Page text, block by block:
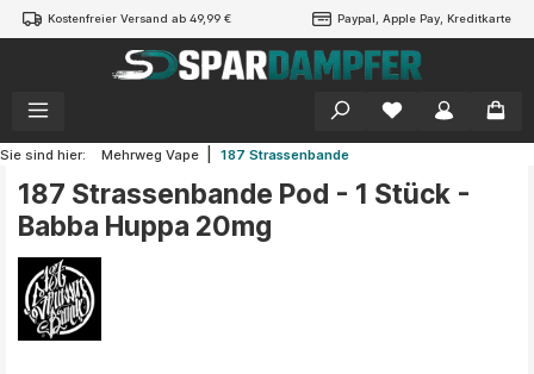
springen
Kostenfreier Versand ab 49,99 € Paypal, Apple Pay, Kreditkarte
Sie sind hier: Mehrweg Vape 187 Strassenbande
187 Strassenbande Pod - 1 Stück -
Babba Huppa 20mg